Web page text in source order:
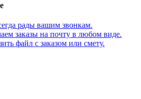
рады вашим звонкам.
заказы на почту в любом виде.
файл с заказом или смету.